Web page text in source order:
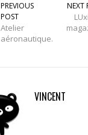
PREVIOUS
POST
Atelier
aéronautique.
NEXT
VINCENT